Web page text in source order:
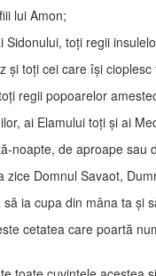
lui Amon;
Sidonului, toţi regii
şi toţi cei care îşi cioplesc
regii popoarelor
ai Elamului toţi şi ai
noapte, de aproape
zice Domnul Savaot,
ia cupa din mâna ta şi
cetatea care poartă